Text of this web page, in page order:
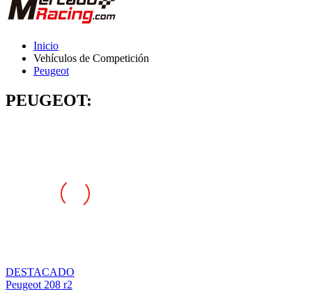
Inicio
Vehículos de Competición
Peugeot
PEUGEOT:
DESTACADO
Peugeot 208 r2